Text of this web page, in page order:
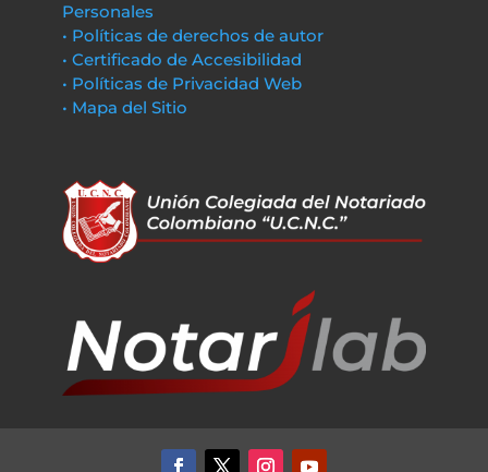
Personales
• Políticas de derechos de autor
• Certificado de Accesibilidad
• Políticas de Privacidad Web
• Mapa del Sitio